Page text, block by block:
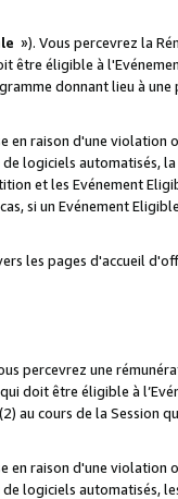
»). Vous percevrez la
être éligible à
donnant lieu à une
en raison d'une violation
logiciels automatisés, la
et les Evénement
si un Evénement
les pages d'accueil
percevrez une
doit être éligible à
au cours de la Session
en raison d'une violation
logiciels automatisés,